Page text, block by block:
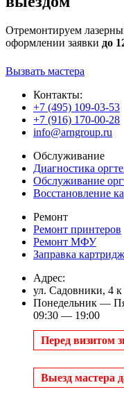
Отремонтируем
оформлении заявки до
Вызвать мастера
Контакты:
+7 (495) 109-03-53
+7 (916) 170-00-28
info@arngroup.ru
Обслуживание
Диагностика
Обслуживание
Восстановление
Ремонт
Ремонт принтеров
Ремонт МФУ
Заправка
Адрес:
ул. Садовники, 4 к
Понедельник —
09:30 — 19:00
Перед визитом
Выезд мастера